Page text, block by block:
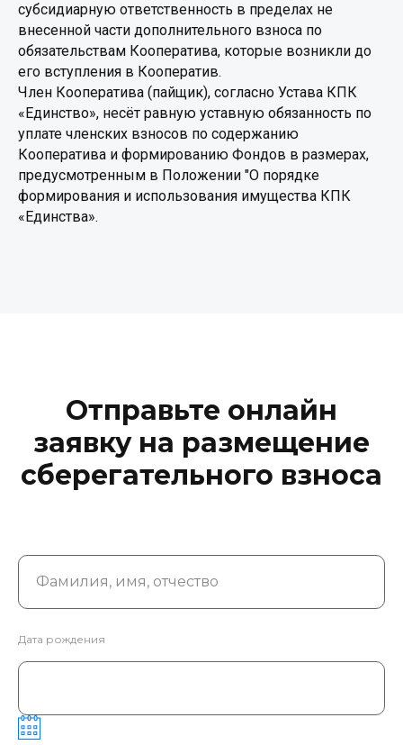
субсидиарную ответственность в пределах не
внесенной части дополнительного взноса по
обязательствам Кооператива, которые возникли до
его вступления в Кооператив.
Член Кооператива (пайщик), согласно Устава КПК
«Единство», несёт равную уставную обязанность по
уплате членских взносов по содержанию
Кооператива и формированию Фондов в размерах,
предусмотренным в Положении "О порядке
формирования и использования имущества КПК
«Единства».
Отправьте онлайн
заявку на размещение
сберегательного взноса
Фамилия, имя, отчество
Дата рождения